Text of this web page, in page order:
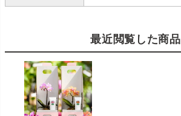
最近閲覧した商品